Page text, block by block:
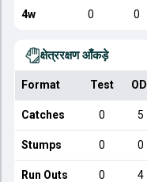
4w 0 0
क्षेत्ररक्षण आँकड़े
Format Test ODI
Catches 0 5
Stumps 0 0
Run Outs 0 4